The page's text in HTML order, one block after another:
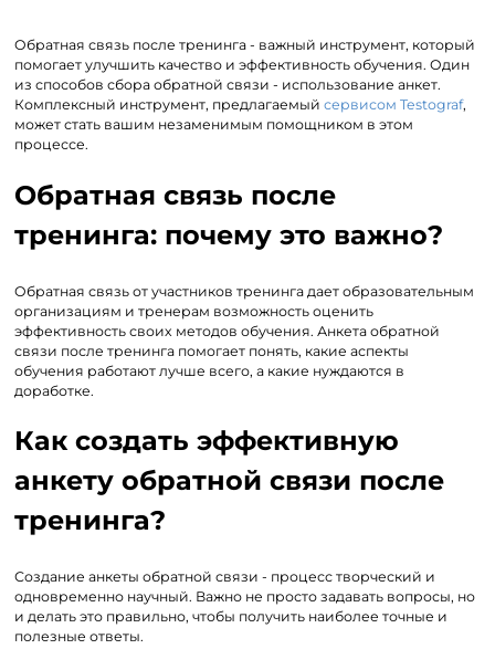
Обратная связь после тренинга - важный инструмент, который
помогает улучшить качество и эффективность обучения. Один
из способов сбора обратной связи - использование анкет.
Комплексный инструмент, предлагаемыйсервисом Testograf,
может стать вашим незаменимым помощником в этом
процессе.
Обратная связь после
тренинга: почему это важно?
Обратная связь от участников тренинга дает образовательным
организациям и тренерам возможность оценить
эффективность своих методов обучения. Анкета обратной
связи после тренинга помогает понять, какие аспекты
обучения работают лучше всего, а какие нуждаются в
доработке.
Как создать эффективную
анкету обратной связи после
тренинга?
Создание анкеты обратной связи - процесс творческий и
одновременно научный. Важно не просто задавать вопросы, но
и делать это правильно, чтобы получить наиболее точные и
полезные ответы.